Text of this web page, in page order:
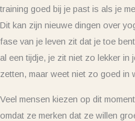
training goed bij je past is als je
Dit kan zijn nieuwe dingen over
fase van je leven zit dat je toe
al een tijdje, je zit niet zo lekker in
zetten, maar weet niet zo goed in
Veel mensen kiezen op dit
omdat ze merken dat ze willen